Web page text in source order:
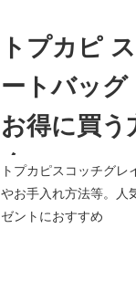
トプカピ
ートバッグ
お得に買う
介
トプカピスコッチグ
やお手入れ方法等。人
ゼントにおすすめ